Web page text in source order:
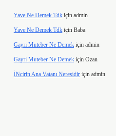
Yave Ne Demek Tdk için admin
Yave Ne Demek Tdk için Baba
Gayri Muteber Ne Demek için admin
Gayri Muteber Ne Demek için Ozan
İNcirin Ana Vatanı Neresidir için admin